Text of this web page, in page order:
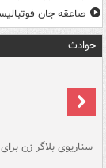
صاعقه جان
حوادث
سناریوی بلاگر زن